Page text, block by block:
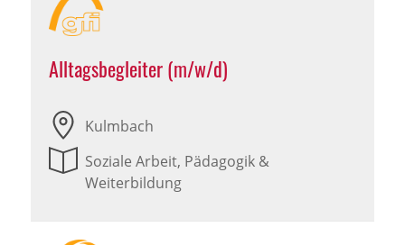
Alltagsbegleiter (m/w/d)
Kulmbach
Soziale Arbeit, Pädagogik &
Weiterbildung